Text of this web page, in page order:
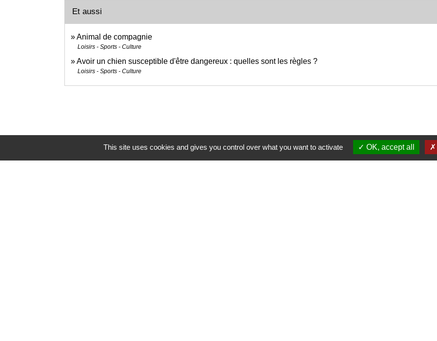
Et aussi
Animal de compagnie
Loisirs - Sports - Culture
Avoir un chien susceptible d'être dangereux : quelles sont les règles ?
Loisirs - Sports - Culture
Nous contacter
This site uses cookies and gives you control over what you want to activate OK, accept all